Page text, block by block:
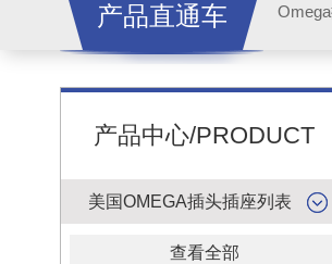
产品直通车
产品中心/PRODUCT
美国OMEGA插头插座列表
查看全部